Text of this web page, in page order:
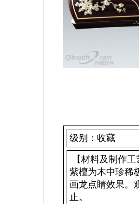
级别：收藏
【材料及制作工
紫檀为木中珍稀
画龙点睛效果。
止。